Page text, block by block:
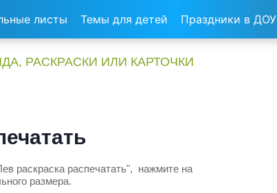
листы Темы для детей Праздники в ДОУ
РАСКРАСКИ ИЛИ КАРТОЧКИ
раскраска распечатать", нажмите на
размера.